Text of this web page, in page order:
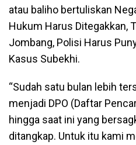
atau baliho bertuliskan
Hukum Harus Ditegakkan,
Jombang, Polisi Harus
Kasus Subekhi.
“Sudah satu bulan lebih
menjadi DPO (Daftar
hingga saat ini yang
ditangkap. Untuk itu kami